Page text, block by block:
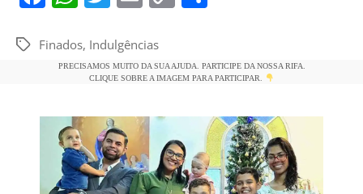
c
e
o
o
k
at
s
p
p
itt
er
ai
l y
n
k
e
TagsFinados, Indulgências
PRECISAMOS MUITO DA SUA AJUDA. PARTICIPE DA NOSSA RIFA.
CLIQUE SOBRE A IMAGEM PARA PARTICIPAR.